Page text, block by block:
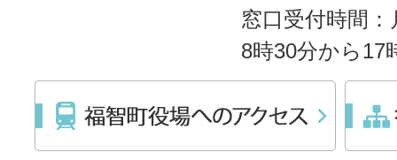
窓口受付時間
8時30分から17